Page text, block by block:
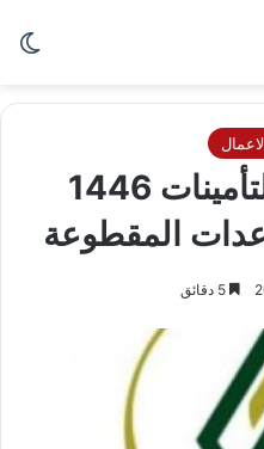
سلم رواتب التأمينات 1446
المقطوعة
5 دقائق